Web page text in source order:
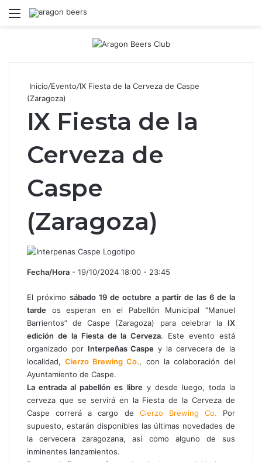
Menú
Inicio/Evento/IX Fiesta de la Cerveza de Caspe
(Zaragoza)
IX Fiesta de la
Cerveza de
Caspe
(Zaragoza)
Fecha/Hora - 19/10/2024 18:00 - 23:45
El próximosábado 19 de octubre a partir de las 6 de la
tarde os esperan en el Pabellón Municipal “Manuel
Barrientos” de Caspe (Zaragoza) para celebrar la IX
edición de la Fiesta de la Cerveza. Este evento está
organizado por Interpeñas Caspe y la cervecera de la
localidad,Cierzo Brewing Co., con la colaboración del
Ayuntamiento de Caspe.
La entrada al pabellón es librey desde luego, toda la
cerveza que se servirá en la Fiesta de la Cerveza de
Caspe correrá a cargo de Cierzo Brewing Co. Por
supuesto, estarán disponibles las últimas novedades de
la cervecera zaragozana, así como alguno de sus
inminentes lanzamientos.